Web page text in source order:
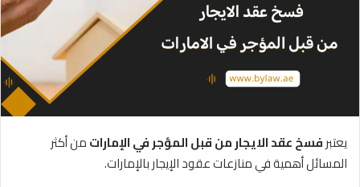
يعتبرفسخعقدالايجارمنقبلالمؤجرفيالإماراتمن أكثر
المسائل أهمية في منازعات عقود الإيجار بالإمارات.